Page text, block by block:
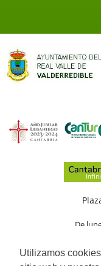
Utilizamos
De